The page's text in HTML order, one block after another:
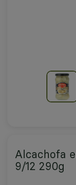
Alcachofa
9/12 290g